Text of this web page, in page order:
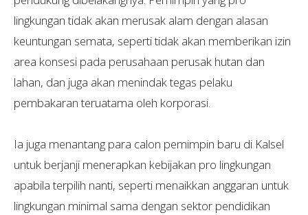
lingkungan tidak akan merusak alam dengan alasan
keuntungan semata, seperti tidak akan memberikan izin
area konsesi pada perusahaan perusak hutan dan
lahan, dan juga akan menindak tegas pelaku
pembakaran teruatama oleh korporasi.
Ia juga menantang para calon pemimpin baru di Kalsel
untuk berjanji menerapkan kebijakan pro lingkungan
apabila terpilih nanti, seperti menaikkan anggaran untuk
lingkungan minimal sama dengan sektor pendidikan